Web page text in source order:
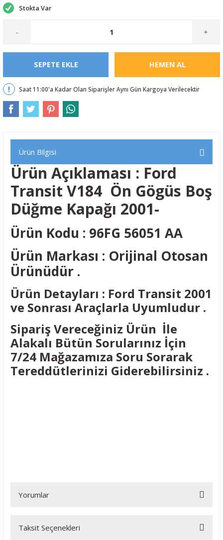
Stokta Var
- +
SEPETE EKLE HEMEN AL
Saat 11:00'a Kadar Olan Siparişler Aynı Gün Kargoya Verilecektir
Ürün Bilgisi
Ürün Açıklaması : Ford
Transit V184 Ön Gögüs Boş
Düğme Kapağı 2001-
Ürün Kodu : 96FG 56051 AA
Ürün Markası : Orijinal Otosan
Ürünüdür .
Ürün Detayları : Ford Transit 2001
ve Sonrası Araçlarla Uyumludur .
Sipariş Vereceğiniz Ürün İle
Alakalı Bütün Sorularınız İçin
7/24 Mağazamıza Soru Sorarak
Tereddütlerinizi Giderebilirsiniz .
Yorumlar
Bu ürüne ilk yorumu siz yapın!
Taksit Seçenekleri